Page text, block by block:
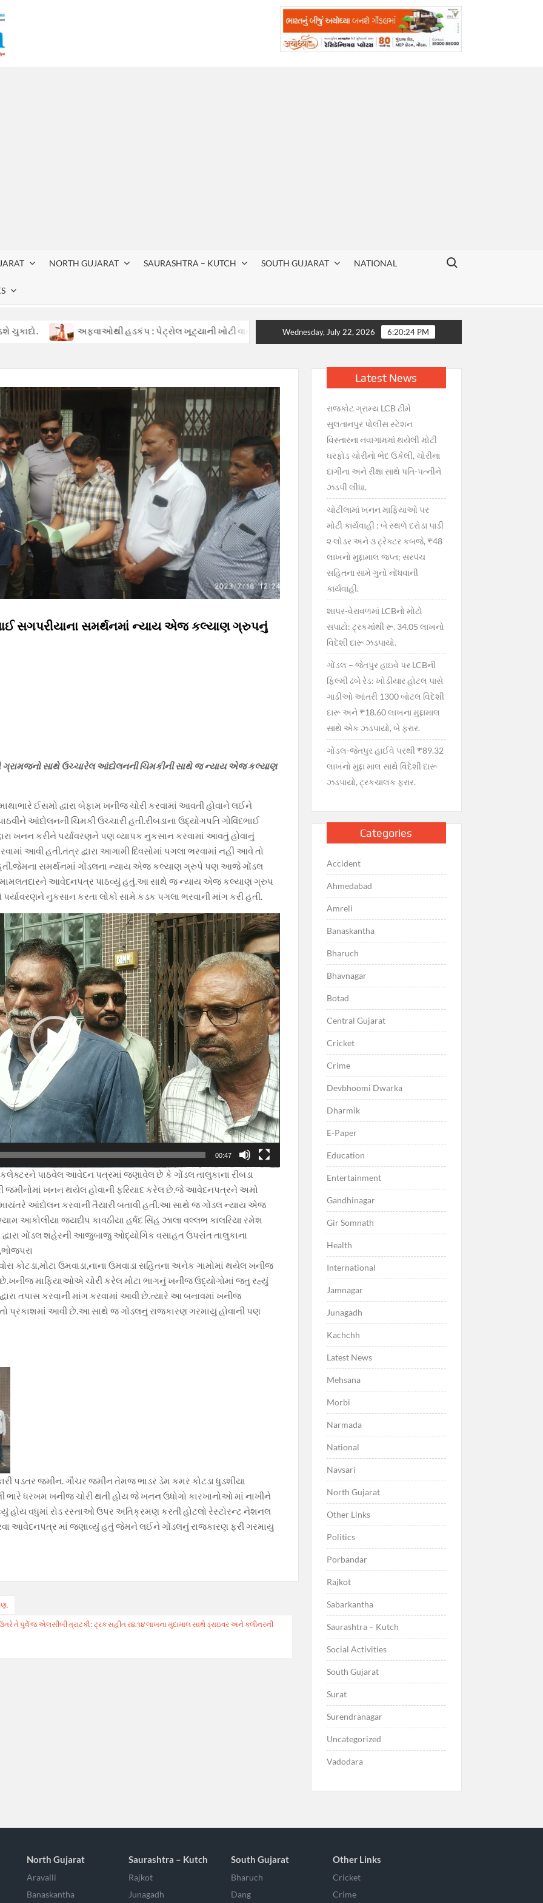
NORTH GUJARAT SAURASHTRA – KUTCH SOUTH GUJARAT NATIONAL
Search for:
અફવાઓથી હડકંપ : પેટ્રોલ ખૂટ્યાની ખોટી વાતોથી ગુજરાતમાં ગભરાટ, સરકારની તાત્કાલિક સ્પષ્ટતા : જથ્થો પૂરતો છે, અફવાઓથી દૂર રહો”
Wednesday, July 22, 2026 6:20:25 PM
સગપરીયાના સમર્થનમાં ન્યાય એજ કલ્યાણ ગ્રુપનું
ગ્રામજનો સાથે ઉચ્ચારેલ આંદોલનની ચિમકીની સાથે જ ન્યાય એજ કલ્યાણ
ઈસમો દ્વારા બેફામ ખનીજ ચોરી કરવામાં આવતી હોવાને લઈને
આંદોલનની ચિમકી ઉચ્ચારી હતી.રીબડાના ઉદ્યોગપતિ ગોવિંદભાઈ
ખનન કરીને પર્યાવરણને પણ વ્યાપક નુકસાન કરવામાં આવતું હોવાનું
આવી હતી.તંત્ર દ્વારા આગામી દિવસોમાં પગલા ભરવામાં નહી આવે તો
હતી.જેમના સમર્થનમાં ગોંડલના ન્યાય એજ કલ્યાણ ગ્રુપે પણ આજે ગોંડલ
મામલતદારને આવેદનપત્ર પાઠવ્યું હતું.આ સાથે જ ન્યાય એજ કલ્યાણ ગ્રુપ
નુકસાન કરતા લોકો સામે કડક પગલા ભરવાની માંગ કરી હતી.
00:47
પાઠવેલ આવેદન પત્રમાં જણાવેલ છે કે ગોંડલ તાલુકાના રીબડા
જમીનોમાં ખનન થયેલ હોવાની ફરિયાદ કરેલ છે.જે આવેદનપત્રને અમો
આંદોલન કરવાની તૈયારી બતાવી હતી.આ સાથે જ ગોંડલ ન્યાય એજ
આકોલીયા જયદીપ કાવઠીયા હર્ષદ સિંહ ઝાલા વલ્લભ કાલરિયા રમેશ
ગોંડલ શહેરની આજુબાજુ ઓદ્યોગિક વસાહત ઉપરાંત તાલુકાના
કોટડા,મોટા ઉમવાડા,નાના ઉમવાડા સહિતના અનેક ગામોમાં થયેલ ખનીજ
છે.ખનીજ માફિયાઓએ ચોરી કરેલ મોટા ભાગનું ખનીજ ઉદ્યોગોમાં જતુ રહ્યું
તપાસ કરવાની માંગ કરવામાં આવી છે.ત્યારે આ બનાવમાં ખનીજ
પ્રકાશમાં આવી છે.આ સાથે જ ગોંડલનું રાજકારણ ગરમાયું હોવાની પણ
પડતર જમીન. ગૌચર જમીન તેમજ ભાડર ડેમ કમર કોટડા ધુડશીયા
ભારે ધરખમ ખનીજ ચોરી થતી હોય જે ખનન ઉધોગો કારખાનોઓ માં નાખીને
હોય વધુમાં રોડ રસ્તાઓ ઉપર અતિક્રમણ કરતી હોટલો રેસ્ટોરન્ટ નેશનલ
આવેદનપત્ર માં જણાવ્યું હતું જેમને લઈને ગોંડલનું રાજકારણ ફરી ગરમાયુ
તે પુર્વે જ એલસીબી ત્રાટકી : ટ્રક સહીત ર૪.૧૪ લાખના મુદામાલ સાથે ડ્રાઇવર અને કલીનરની
Latest News
રાજકોટ ગ્રામ્ય LCB ટીમે
સુલતાનપુર પોલીસ સ્ટેશન
વિસ્તારના નવાગામમાં થયેલી મોટી
ઘરફોડ ચોરીનો ભેદ ઉકેલી, ચોરીના
દાગીના અને રીક્ષા સાથે પતિ-પત્નીને
ઝડપી લીધા.
ચોટીલામાં ખનન માફિયાઓ પર
મોટી કાર્યવાહી : બે સ્થળે દરોડા પાડી
૨ લોડર અને ૩ ટ્રેક્ટર કબજે, ₹48
લાખનો મુદ્દામાલ જપ્ત; સરપંચ
સહિતના સામે ગુનો નોંધવાની
કાર્યવાહી.
શાપર-વેરાવળમાં LCBનો મોટો
સપાટો: ટ્રકમાંથી રૂ. 34.05 લાખનો
વિદેશી દારૂ ઝડપાયો.
ગોંડલ – જેતપુર હાઇવે પર LCBની
ફિલ્મી ઢબે રેડ: ખોડીયાર હોટલ પાસે
ગાડીઓ આંતરી 1300 બોટલ વિદેશી
દારૂ અને ₹18.60 લાખના મુદ્દામાલ
સાથે એક ઝડપાયો, બે ફરાર.
ગોંડલ-જેતપુર હાઈવે પરથી ₹89.32
લાખનો મુદ્દા માલ સાથે વિદેશી દારૂ
ઝડપાયો, ટ્રકચાલક ફરાર.
Categories
Accident
Ahmedabad
Amreli
Banaskantha
Bharuch
Bhavnagar
Botad
Central Gujarat
Cricket
Crime
Devbhoomi Dwarka
Dharmik
E-Paper
Education
Entertainment
Gandhinagar
Gir Somnath
Health
International
Jamnagar
Junagadh
Kachchh
Latest News
Mehsana
Morbi
Narmada
National
Navsari
North Gujarat
Other Links
Politics
Porbandar
Rajkot
Sabarkantha
Saurashtra – Kutch
Social Activities
South Gujarat
Surat
Surendranagar
Uncategorized
Vadodara
North Gujarat
Aravalli
Banaskantha
Saurashtra – Kutch
Rajkot
Junagadh
South Gujarat
Bharuch
Dang
Other Links
Cricket
Crime